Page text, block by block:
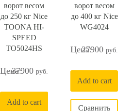
ворот весом
до 250 кг Nice
TOONA HI-
SPEED
TO5024HS
37900
Add to cart
ворот весом
до 400 кг Nice
WG4024
27900
Add to cart